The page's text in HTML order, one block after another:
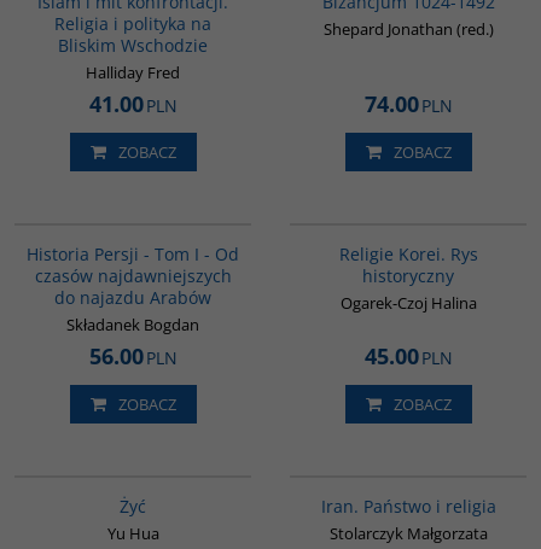
Religia i polityka na
Bliskim Wschodzie
Halliday Fred
41.00PLN
ZOBACZ
Shepard Jonathan (red.)
74.00PLN
ZOBACZ
Historia Persji - Tom I - Od
czasów najdawniejszych
do najazdu Arabów
Składanek Bogdan
56.00PLN
ZOBACZ
Religie Korei. Rys
historyczny
Ogarek-Czoj Halina
45.00PLN
ZOBACZ
Żyć
Yu Hua
Iran. Państwo i religia
Stolarczyk Małgorzata